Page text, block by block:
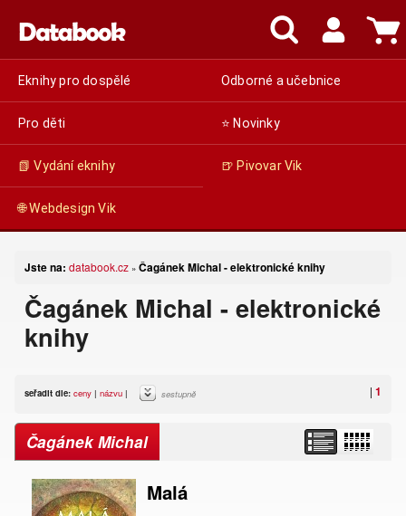
Eknihy pro dospělé Odborné a učebnice
Pro děti ⭐ Novinky
📗 Vydání eknihy 🍺 Pivovar Vik
🌐 Webdesign Vik
Jste na: databook.cz » Čagánek Michal - elektronické knihy
Čagánek Michal - elektronické
knihy
| 1
seřadit dle: ceny | názvu | sestupně
Čagánek Michal
Malá